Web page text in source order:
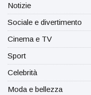
Notizie
Sociale e divertimento
Cinema e TV
Sport
Celebrità
Moda e bellezza